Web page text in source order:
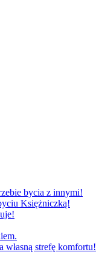
bycia z innymi!
Księżniczką!
strefę komfortu!